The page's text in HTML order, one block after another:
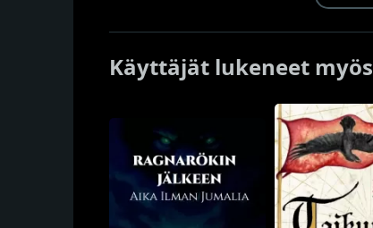
Käyttäjät lukeneet myös